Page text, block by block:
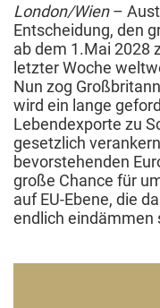
London/Wien–
Entscheidung, den
ab dem 1.Mai 2028
letzter Woche
Nun zog
wird ein lange
Lebendexporte zu
gesetzlich
bevorstehenden
große Chance für
auf EU-Ebene, die
endlich eindämmen